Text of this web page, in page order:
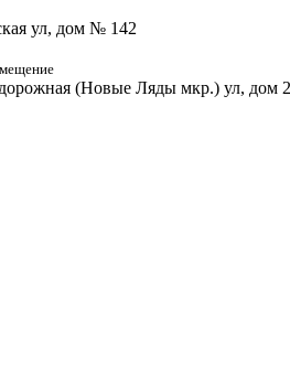
ул, дом № 142
(Новые Ляды мкр.) ул, дом